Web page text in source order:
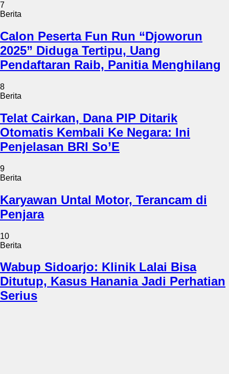
7
Berita
Calon Peserta Fun Run “Djoworun
2025” Diduga Tertipu, Uang
Pendaftaran Raib, Panitia Menghilang
8
Berita
Telat Cairkan, Dana PIP Ditarik
Otomatis Kembali Ke Negara: Ini
Penjelasan BRI So’E
9
Berita
Karyawan Untal Motor, Terancam di
Penjara
10
Berita
Wabup Sidoarjo: Klinik Lalai Bisa
Ditutup, Kasus Hanania Jadi Perhatian
Serius